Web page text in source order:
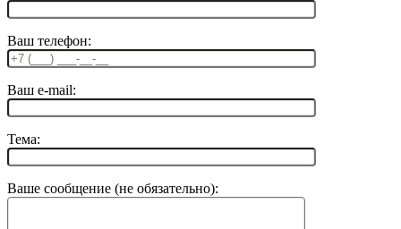
Ваш телефон:
Ваш e-mail:
Тема:
Ваше сообщение (не обязательно):